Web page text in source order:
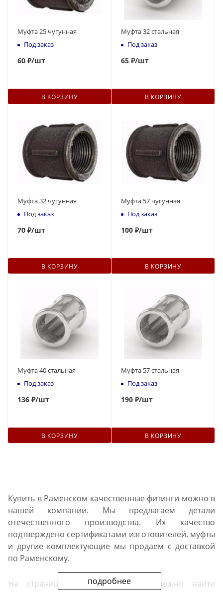
Муфта 25 чугунная
Под заказ
60 ₽/шт
В КОРЗИНУ
Муфта 32 стальная
Под заказ
65 ₽/шт
В КОРЗИНУ
Муфта 32 чугунная
Под заказ
70 ₽/шт
В КОРЗИНУ
Муфта 57 чугунная
Под заказ
100 ₽/шт
В КОРЗИНУ
Муфта 40 стальная
Под заказ
136 ₽/шт
В КОРЗИНУ
Муфта 57 стальная
Под заказ
190 ₽/шт
В КОРЗИНУ
подробнее
Купить в Раменском качественные фитинги можно в
нашей компании. Мы предлагаем детали
отечественного производства. Их качество
подтверждено сертификатами изготовителей. муфты
и другие комплектующие мы продаем с доставкой
по Раменскому.
На страницах нашего каталога можно найти